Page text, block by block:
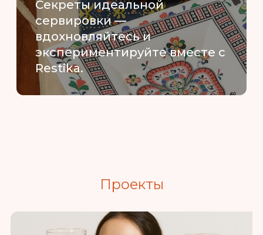
Секреты идеальной
сервировки —
вдохновляйтесь и
экспериментируйте вместе с
Restika.
Проекты